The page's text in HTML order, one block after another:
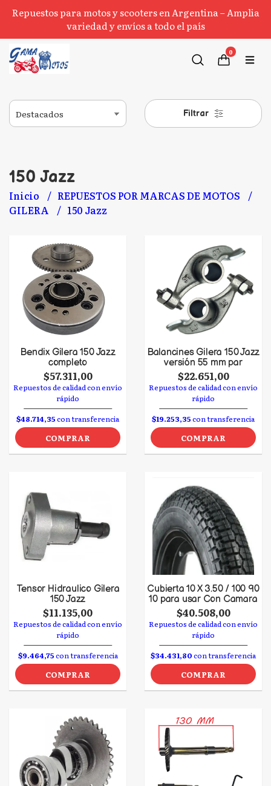
Repuestos para motos y scooters en Argentina – Amplia
variedad y envíos a todo el país
0
Filtrar
150 Jazz
Inicio
REPUESTOS POR MARCAS DE MOTOS
GILERA
150 Jazz
Bendix Gilera 150 Jazz
completo
$57.311,00
Repuestos de calidad con envío
rápido
$48.714,35con transferencia
COMPRAR
Balancines Gilera 150 Jazz
versión 55 mm par
$22.651,00
Repuestos de calidad con envío
rápido
$19.253,35con transferencia
COMPRAR
Tensor Hidraulico Gilera
150 Jazz
$11.135,00
Repuestos de calidad con envío
rápido
$9.464,75con transferencia
COMPRAR
Cubierta 10 X 3.50 / 100 90
10 para usar Con Camara
$40.508,00
Repuestos de calidad con envío
rápido
$34.431,80con transferencia
COMPRAR